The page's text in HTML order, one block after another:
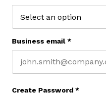
Business email *
Create Password *